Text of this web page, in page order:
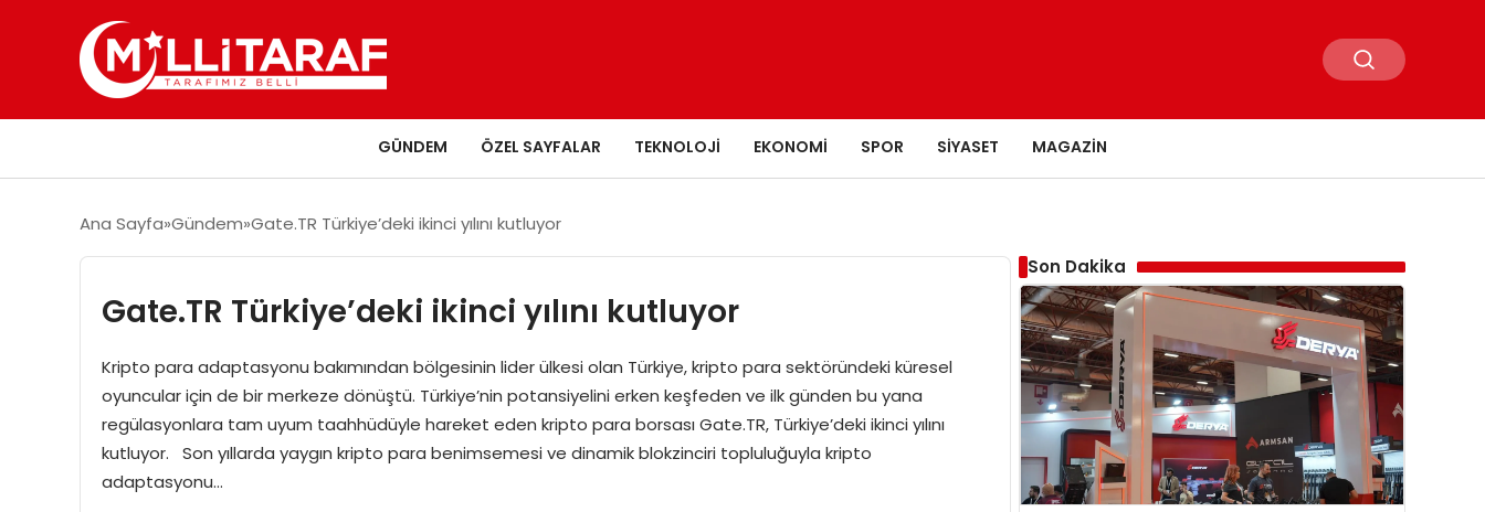
GÜNDEM ÖZEL SAYFALAR TEKNOLOJI EKONOMI SPOR SIYASET MAGAZIN
Ana Sayfa Gündem Gate.TR Türkiye’deki ikinci yılını kutluyor
Gate.TR Türkiye’deki ikinci yılını kutluyor
Kripto para adaptasyonu bakımından bölgesinin lider ülkesi olan Türkiye, kripto para sektöründeki küresel
oyuncular için de bir merkeze dönüştü. Türkiye’nin potansiyelini erken keşfeden ve ilk günden bu yana
regülasyonlara tam uyum taahhüdüyle hareket eden kripto para borsası Gate.TR, Türkiye’deki ikinci yılını
kutluyor. Son yıllarda yaygın kripto para benimsemesi ve dinamik blokzinciri topluluğuyla kripto
adaptasyonu…
Son Dakika